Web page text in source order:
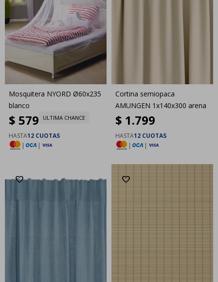
Mosquitera NYORD Ø60x235
blanco
$ 579 ULTIMA CHANCE
HASTA12 CUOTAS
|
|
Cortina semiopaca
AMUNGEN 1x140x300 arena
$ 1.799
HASTA12 CUOTAS
|
|